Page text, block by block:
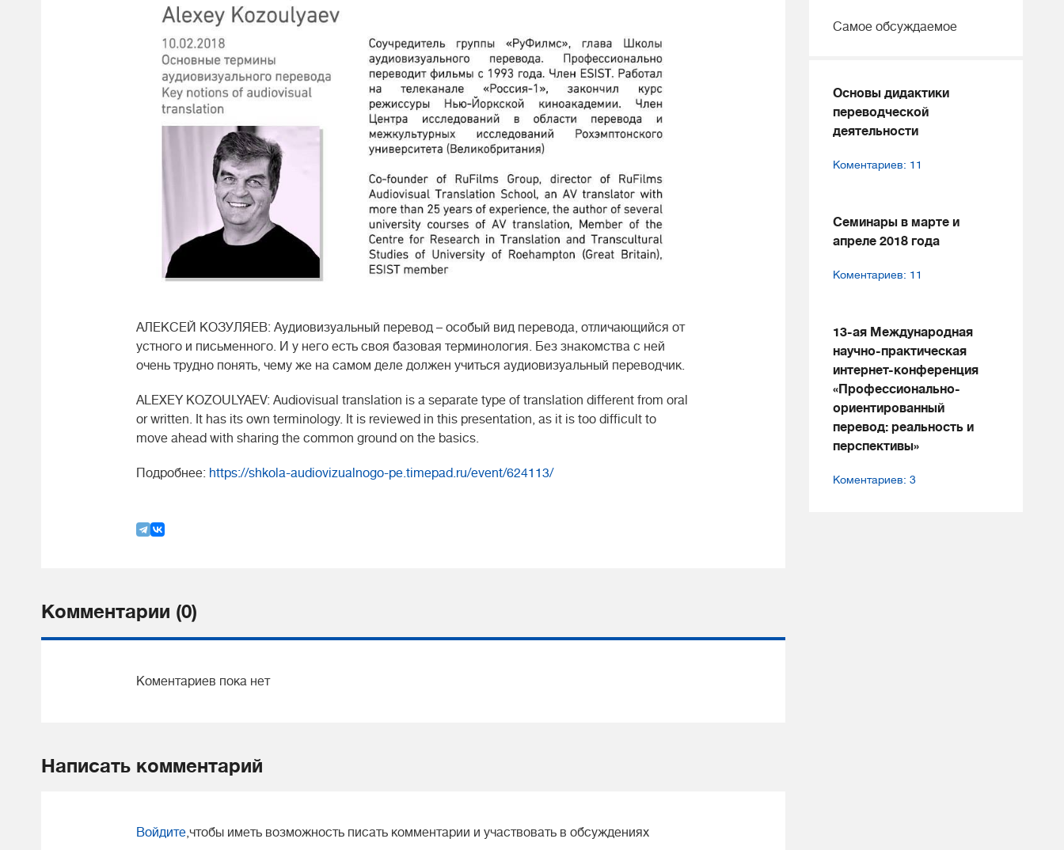
АЛЕКСЕЙ КОЗУЛЯЕВ: Аудиовизуальный перевод – особый вид перевода, отличающийся от
устного и письменного. И у него есть своя базовая терминология. Без знакомства с ней
очень трудно понять, чему же на самом деле должен учиться аудиовизуальный переводчик.
ALEXEY KOZOULYAEV: Audiovisual translation is a separate type of translation different from oral
or written. It has its own terminology. It is reviewed in this presentation, as it is too difficult to
move ahead with sharing the common ground on the basics.
Подробнее: https://shkola-audiovizualnogo-pe.timepad.ru/event/624113/
Комментарии (0)
Коментариев пока нет
Написать комментарий
Войдите,чтобы иметь возможность писать комментарии и участвовать в обсуждениях
Самое обсуждаемое
Основы дидактики
переводческой
деятельности
Коментариев: 11
Семинары в марте и
апреле 2018 года
Коментариев: 11
13-ая Международная
научно-практическая
интернет-конференция
«Профессионально-
ориентированный
перевод: реальность и
перспективы»
Коментариев: 3